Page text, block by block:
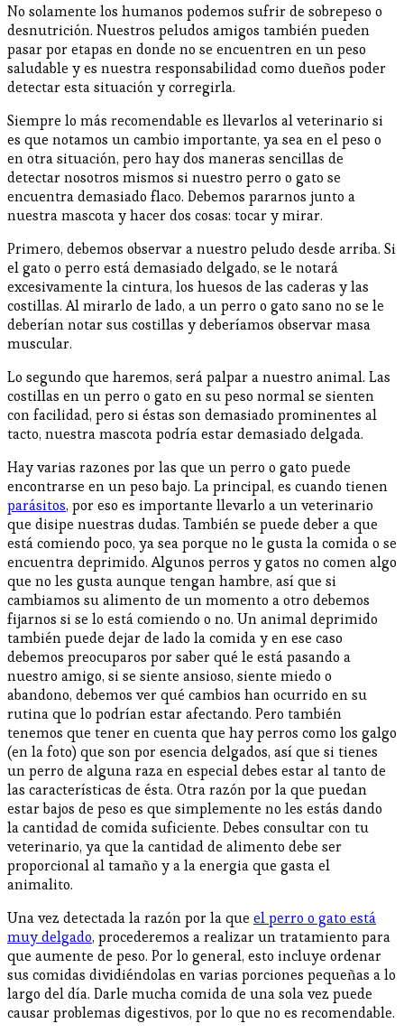
No solamente los humanos podemos sufrir de sobrepeso o
desnutrición. Nuestros peludos amigos también pueden
pasar por etapas en donde no se encuentren en un peso
saludable y es nuestra responsabilidad como dueños poder
detectar esta situación y corregirla.
Siempre lo más recomendable es llevarlos al veterinario si
es que notamos un cambio importante, ya sea en el peso o
en otra situación, pero hay dos maneras sencillas de
detectar nosotros mismos si nuestro perro o gato se
encuentra demasiado flaco. Debemos pararnos junto a
nuestra mascota y hacer dos cosas: tocar y mirar.
Primero, debemos observar a nuestro peludo desde arriba. Si
el gato o perro está demasiado delgado, se le notará
excesivamente la cintura, los huesos de las caderas y las
costillas. Al mirarlo de lado, a un perro o gato sano no se le
deberían notar sus costillas y deberíamos observar masa
muscular.
Lo segundo que haremos, será palpar a nuestro animal. Las
costillas en un perro o gato en su peso normal se sienten
con facilidad, pero si éstas son demasiado prominentes al
tacto, nuestra mascota podría estar demasiado delgada.
Hay varias razones por las que un perro o gato puede
encontrarse en un peso bajo. La principal, es cuando tienen
parásitos, por eso es importante llevarlo a un veterinario
que disipe nuestras dudas. También se puede deber a que
está comiendo poco, ya sea porque no le gusta la comida o se
encuentra deprimido. Algunos perros y gatos no comen algo
que no les gusta aunque tengan hambre, así que si
cambiamos su alimento de un momento a otro debemos
fijarnos si se lo está comiendo o no. Un animal deprimido
también puede dejar de lado la comida y en ese caso
debemos preocuparos por saber qué le está pasando a
nuestro amigo, si se siente ansioso, siente miedo o
abandono, debemos ver qué cambios han ocurrido en su
rutina que lo podrían estar afectando. Pero también
tenemos que tener en cuenta que hay perros como los galgo
(en la foto) que son por esencia delgados, así que si tienes
un perro de alguna raza en especial debes estar al tanto de
las características de ésta. Otra razón por la que puedan
estar bajos de peso es que simplemente no les estás dando
la cantidad de comida suficiente. Debes consultar con tu
veterinario, ya que la cantidad de alimento debe ser
proporcional al tamaño y a la energia que gasta el
animalito.
Una vez detectada la razón por la que el perro o gato está
muy delgado, procederemos a realizar un tratamiento para
que aumente de peso. Por lo general, esto incluye ordenar
sus comidas dividiéndolas en varias porciones pequeñas a lo
largo del día. Darle mucha comida de una sola vez puede
causar problemas digestivos, por lo que no es recomendable.